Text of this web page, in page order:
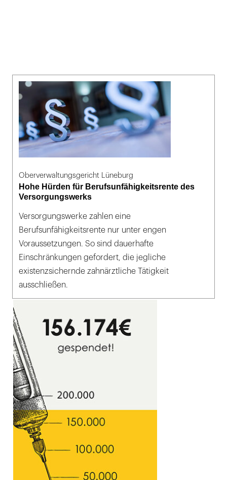
Oberverwaltungsgericht Lüneburg
Hohe Hürden für Berufsunfähigkeitsrente des
Versorgungswerks
Versorgungswerke zahlen eine
Berufsunfähigkeitsrente nur unter engen
Voraussetzungen. So sind dauerhafte
Einschränkungen gefordert, die jegliche
existenzsichernde zahnärztliche Tätigkeit
ausschließen.